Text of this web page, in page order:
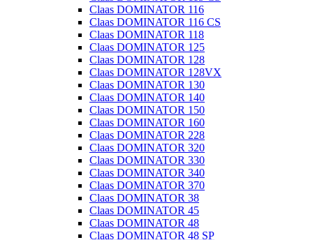
Claas DOMINATOR 116
Claas DOMINATOR 116 CS
Claas DOMINATOR 118
Claas DOMINATOR 125
Claas DOMINATOR 128
Claas DOMINATOR 128VX
Claas DOMINATOR 130
Claas DOMINATOR 140
Claas DOMINATOR 150
Claas DOMINATOR 160
Claas DOMINATOR 228
Claas DOMINATOR 320
Claas DOMINATOR 330
Claas DOMINATOR 340
Claas DOMINATOR 370
Claas DOMINATOR 38
Claas DOMINATOR 45
Claas DOMINATOR 48
Claas DOMINATOR 48 SP